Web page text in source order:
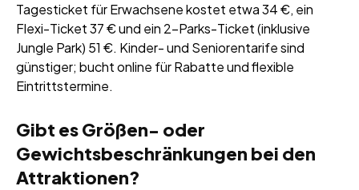
Tagesticket für Erwachsene kostet etwa 34 €, ein
Flexi-Ticket 37 € und ein 2-Parks-Ticket (inklusive
Jungle Park) 51 €. Kinder- und Seniorentarife sind
günstiger; bucht online für Rabatte und flexible
Eintrittstermine.
Gibt es Größen- oder
Gewichtsbeschränkungen bei den
Attraktionen?